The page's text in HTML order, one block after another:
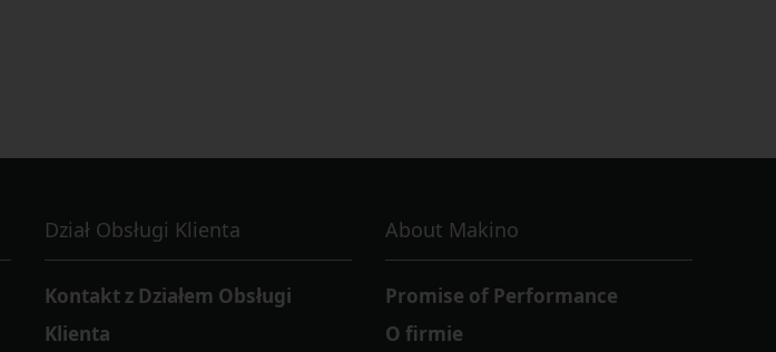
Dział Obsługi Klienta
Kontakt z Działem Obsługi
Klienta
About Makino
Promise of Performance
O firmie